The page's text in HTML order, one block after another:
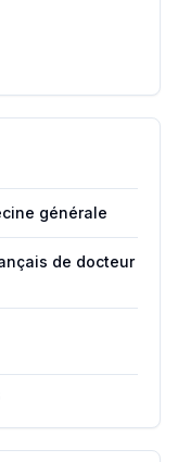
générale
de docteur